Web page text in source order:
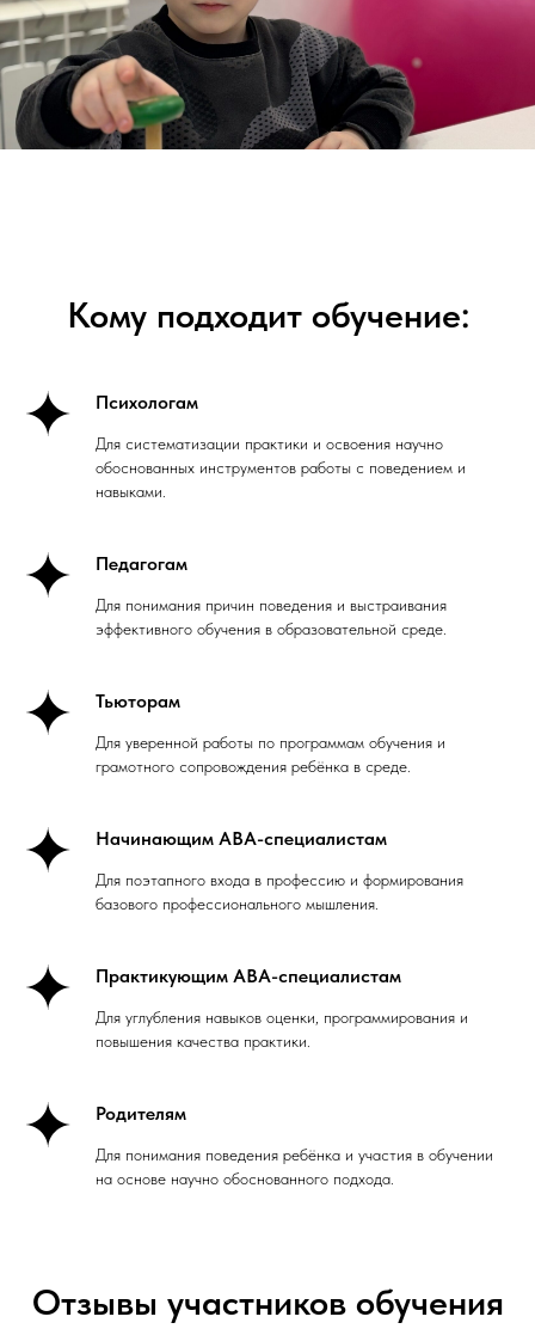
Кому подходит обучение:
Психологам
Для систематизации практики и освоения научно
обоснованных инструментов работы с поведением и
навыками.
Педагогам
Для понимания причин поведения и выстраивания
эффективного обучения в образовательной среде.
Тьюторам
Для уверенной работы по программам обучения и
грамотного сопровождения ребёнка в среде.
Начинающим ABA-специалистам
Для поэтапного входа в профессию и формирования
базового профессионального мышления.
Практикующим ABA-специалистам
Для углубления навыков оценки, программирования и
повышения качества практики.
Родителям
Для понимания поведения ребёнка и участия в обучении
на основе научно обоснованного подхода.
Отзывы участников обучения